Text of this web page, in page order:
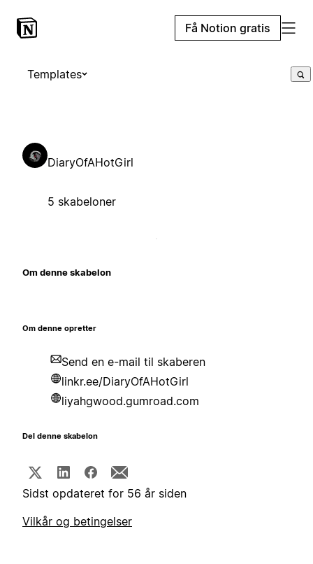
Få Notion gratis
Templates
DiaryOfAHotGirl
5 skabeloner
Om denne skabelon
Om denne opretter
Send en e-mail til skaberen
linkr.ee/DiaryOfAHotGirl
liyahgwood.gumroad.com
Del denne skabelon
Sidst opdateret for 56 år siden
Vilkår og betingelser